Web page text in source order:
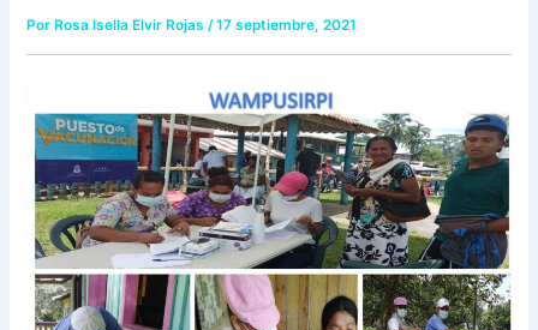
Por Rosa Isella Elvir Rojas/17 septiembre, 2021